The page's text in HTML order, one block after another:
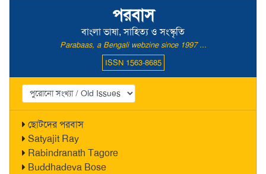
পরবাস
বাংলা ভাষা, সাহিত্য ও সংস্কৃতি
Parabaas, a Bengali webzine since 1997 ...
ISSN 1563-8685
ছোটদের পরবাস
Satyajit Ray
Rabindranath Tagore
Buddhadeva Bose